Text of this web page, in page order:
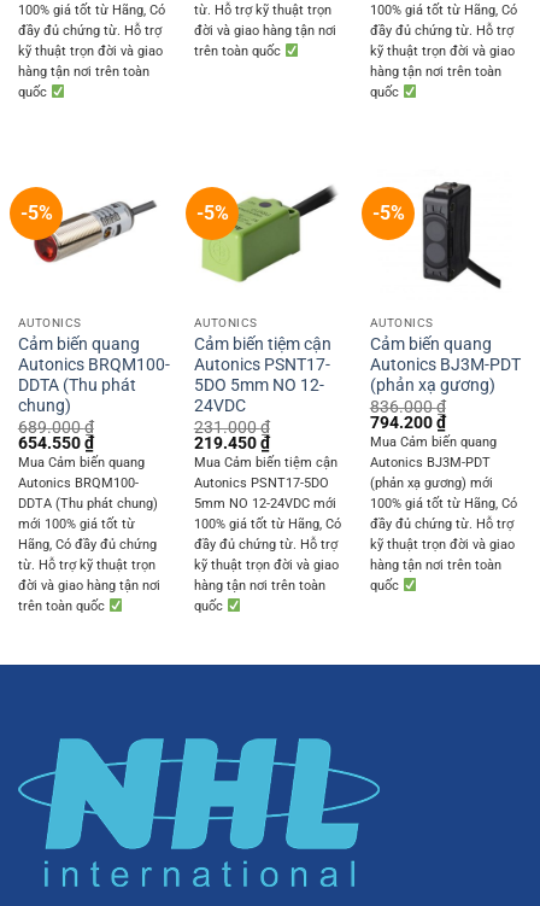
100% giá tốt từ Hãng, Có
đầy đủ chứng từ. Hỗ trợ
kỹ thuật trọn đời và giao
hàng tận nơi trên toàn
quốc
từ. Hỗ trợ kỹ thuật trọn
đời và giao hàng tận nơi
trên toàn quốc
100% giá tốt từ Hãng, Có
đầy đủ chứng từ. Hỗ trợ
kỹ thuật trọn đời và giao
hàng tận nơi trên toàn
quốc
-5%
AUTONICS
Cảm biến quang
Autonics BRQM100-
DDTA (Thu phát
chung)
689.000₫
Original
price
was:
689.000 ₫.
654.550₫Current
price
is:
654.550 ₫.
Mua Cảm biến quang
Autonics BRQM100-
DDTA (Thu phát chung)
mới 100% giá tốt từ
Hãng, Có đầy đủ chứng
từ. Hỗ trợ kỹ thuật trọn
đời và giao hàng tận nơi
trên toàn quốc
-5%
AUTONICS
Cảm biến tiệm cận
Autonics PSNT17-
5DO 5mm NO 12-
24VDC
231.000₫
Original
price
was:
231.000 ₫.
219.450₫Current
price
is:
219.450 ₫.
Mua Cảm biến tiệm cận
Autonics PSNT17-5DO
5mm NO 12-24VDC mới
100% giá tốt từ Hãng, Có
đầy đủ chứng từ. Hỗ trợ
kỹ thuật trọn đời và giao
hàng tận nơi trên toàn
quốc
-5%
AUTONICS
Cảm biến quang
Autonics BJ3M-PDT
(phản xạ gương)
836.000₫
Original
price
was:
836.000 ₫.
794.200₫Current
price
is:
794.200 ₫.
Mua Cảm biến quang
Autonics BJ3M-PDT
(phản xạ gương) mới
100% giá tốt từ Hãng, Có
đầy đủ chứng từ. Hỗ trợ
kỹ thuật trọn đời và giao
hàng tận nơi trên toàn
quốc